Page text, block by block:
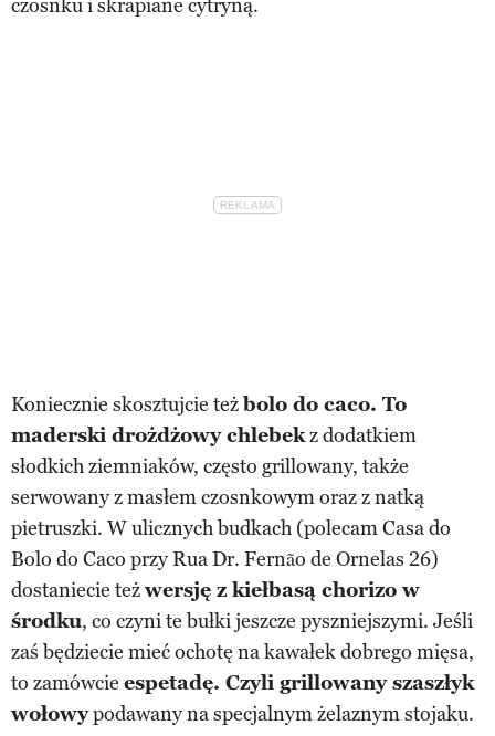
czosnku i skrapiane cytryną.
Koniecznie skosztujcie teżbolo do caco. To
maderski drożdżowy chlebekz dodatkiem
słodkich ziemniaków, często grillowany, także
serwowany z masłem czosnkowym oraz z natką
pietruszki. W ulicznych budkach (polecam Casa do
Bolo do Caco przy Rua Dr. Fernão de Ornelas 26)
dostaniecie teżwersję z kiełbasą chorizo w
środku, co czyni te bułki jeszcze pyszniejszymi. Jeśli
zaś będziecie mieć ochotę na kawałek dobrego mięsa,
to zamówcie espetadę. Czyli grillowany szaszłyk
wołowypodawany na specjalnym żelaznym stojaku.